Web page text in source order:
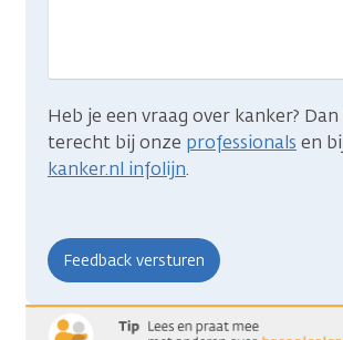
Heb je een vraag over kanker?
terecht bij onze professionals en
kanker.nl infolijn.